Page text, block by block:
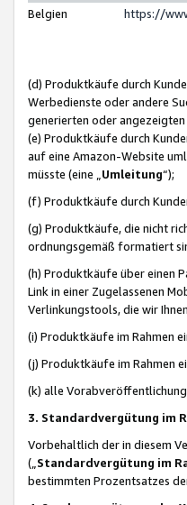
Belgien
https://
(d) Produktkäufe durch
Werbedienste oder andere
generierten oder
(e) Produktkäufe durch
auf eine Amazon-Website
müsste (eine „ Umleitung“);
(f) Produktkäufe durch
(g) Produktkäufe, die nicht
ordnungsgemäß formatiert
(h) Produktkäufe über einen
Link in einer Zugelassenen
Verlinkungstools, die wir
(i) Produktkäufe im Rahmen
(j) Produktkäufe im Rahmen
(k) alle
3. Standardvergütung im
Vorbehaltlich der in diesem
(„ Standardvergütung im
bestimmten Prozentsatzes